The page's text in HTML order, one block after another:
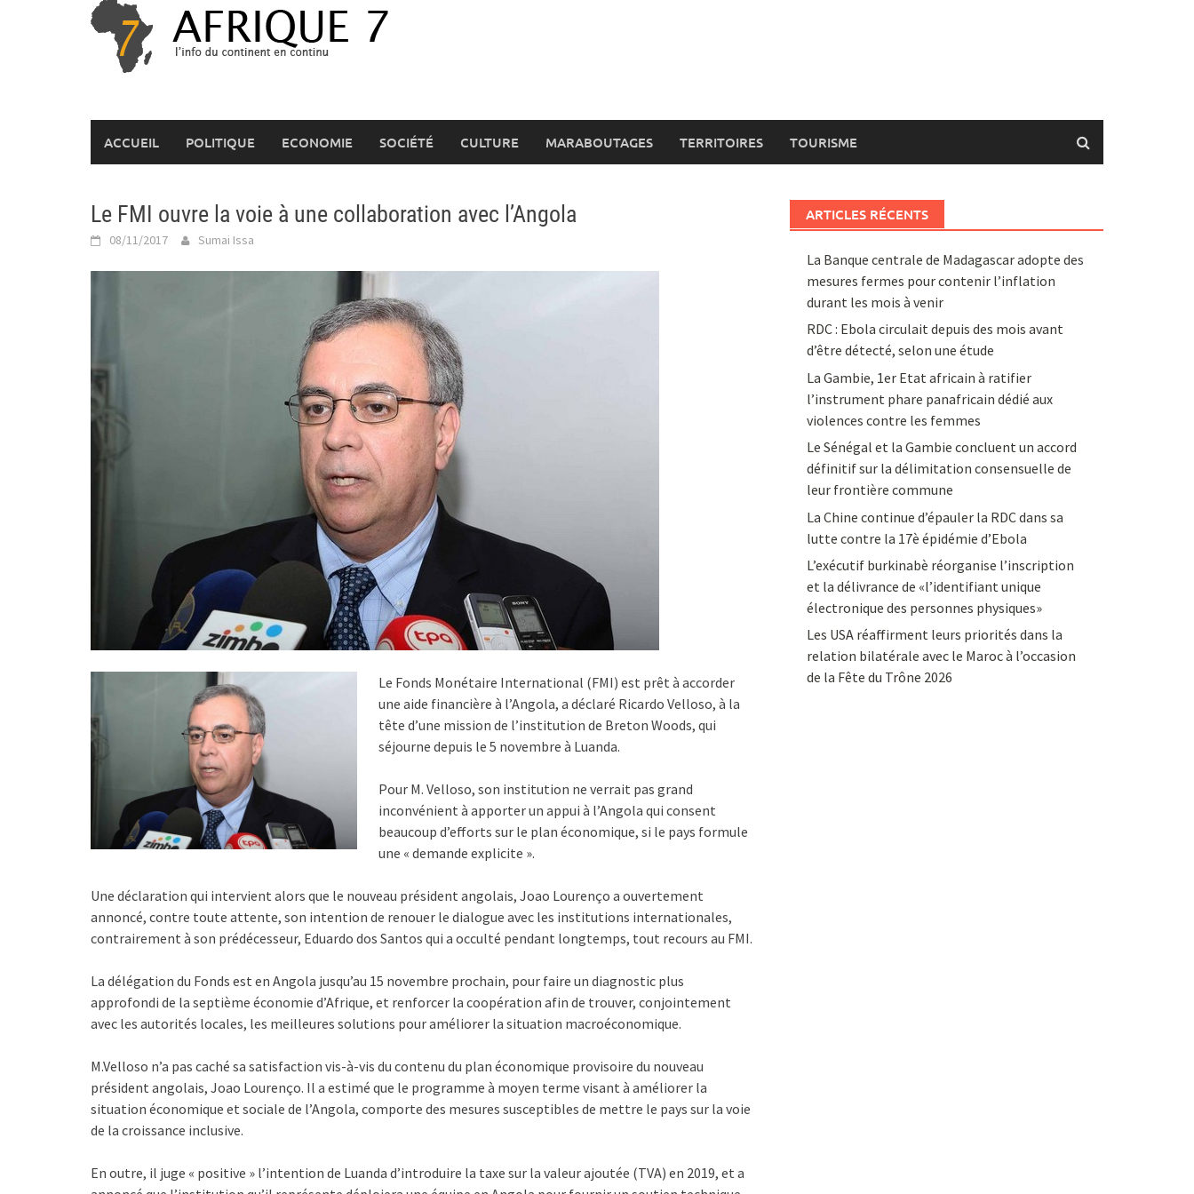
ACCUEIL POLITIQUE ECONOMIE SOCIÉTÉ CULTURE MARABOUTAGES TERRITOIRES TOURISME
Le FMI ouvre la voie à une collaboration avec l’Angola
08/11/2017 Sumai Issa
Le Fonds Monétaire International (FMI) est prêt à accorder
une aide financière à l’Angola, a déclaré Ricardo Velloso, à la
tête d’une mission de l’institution de Breton Woods, qui
séjourne depuis le 5 novembre à Luanda.
Pour M. Velloso, son institution ne verrait pas grand
inconvénient à apporter un appui à l’Angola qui consent
beaucoup d’efforts sur le plan économique, si le pays formule
une « demande explicite ».
Une déclaration qui intervient alors que le nouveau président angolais, Joao Lourenço a ouvertement
annoncé, contre toute attente, son intention de renouer le dialogue avec les institutions internationales,
contrairement à son prédécesseur, Eduardo dos Santos qui a occulté pendant longtemps, tout recours au FMI.
La délégation du Fonds est en Angola jusqu’au 15 novembre prochain, pour faire un diagnostic plus
approfondi de la septième économie d’Afrique, et renforcer la coopération afin de trouver, conjointement
avec les autorités locales, les meilleures solutions pour améliorer la situation macroéconomique.
M.Velloso n’a pas caché sa satisfaction vis-à-vis du contenu du plan économique provisoire du nouveau
président angolais, Joao Lourenço. Il a estimé que le programme à moyen terme visant à améliorer la
situation économique et sociale de l’Angola, comporte des mesures susceptibles de mettre le pays sur la voie
de la croissance inclusive.
En outre, il juge « positive » l’intention de Luanda d’introduire la taxe sur la valeur ajoutée (TVA) en 2019, et a
ARTICLES RÉCENTS
La Banque centrale de Madagascar adopte des
mesures fermes pour contenir l’inflation
durant les mois à venir
RDC : Ebola circulait depuis des mois avant
d’être détecté, selon une étude
La Gambie, 1er Etat africain à ratifier
l’instrument phare panafricain dédié aux
violences contre les femmes
Le Sénégal et la Gambie concluent un accord
définitif sur la délimitation consensuelle de
leur frontière commune
La Chine continue d’épauler la RDC dans sa
lutte contre la 17è épidémie d’Ebola
L’exécutif burkinabè réorganise l’inscription
et la délivrance de «l’identifiant unique
électronique des personnes physiques»
Les USA réaffirment leurs priorités dans la
relation bilatérale avec le Maroc à l’occasion
de la Fête du Trône 2026